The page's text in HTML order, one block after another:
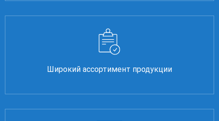
Широкий ассортимент продукции